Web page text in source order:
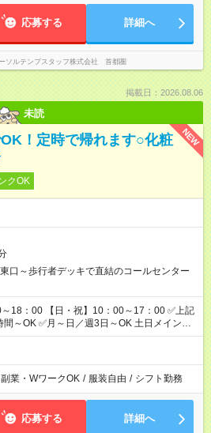
応募する 詳細へ
ソルテンプスタッフ株式会社 首都圏
掲載日：2026.08.06
未読
NEW
！定時で帰れます○化粧
クOK
東口～歩行者デッキで直結のコールセンター
18：00 【日・祝】10：00～17：00 ✅上記
✅月～日／週3日～OK 土日メイン・
シフト制です。 短時間でも、フルタイムで
！
副業・WワークOK / 服装自由 / シフト勤務
応募する 詳細へ